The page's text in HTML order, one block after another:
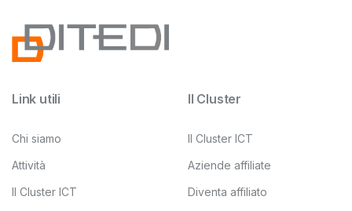
Link utili
Chi siamo
Attività
Il Cluster ICT
Il Cluster
Il Cluster ICT
Aziende affiliate
Diventa affiliato